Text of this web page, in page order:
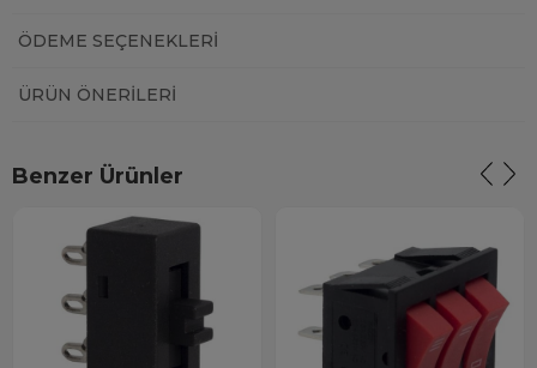
ÖDEME SEÇENEKLERI
ÜRÜN ÖNERILERI
Benzer Ürünler